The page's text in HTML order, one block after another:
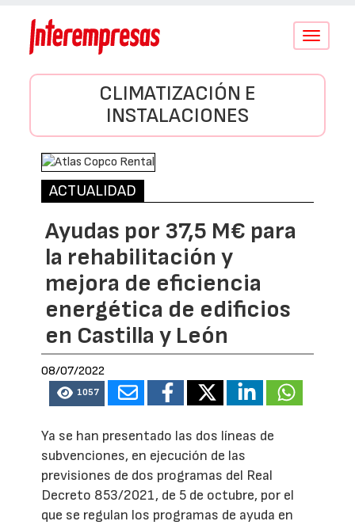
Conmutar
CLIMATIZACIÓN E
INSTALACIONES
ACTUALIDAD
Ayudas por 37,5 M€ para
la rehabilitación y
mejora de eficiencia
energética de edificios
en Castilla y León
08/07/2022
1057
Ya se han presentado las dos líneas de
subvenciones, en ejecución de las
previsiones de dos programas del Real
Decreto 853/2021, de 5 de octubre, por el
que se regulan los programas de ayuda en